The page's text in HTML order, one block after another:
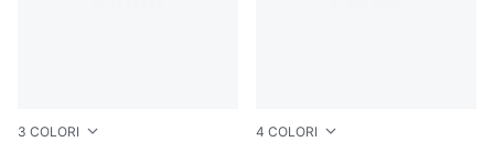
3 COLORI 4 COLORI